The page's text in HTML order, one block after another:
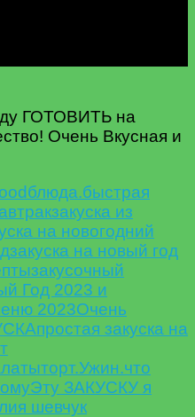
ГОТОВИТЬ на
Очень Вкусная и
блюда.быстрая
закуска из
на новогодний
закуска на новый год
закусочный
Год 2023 и
2023Очень
простая закуска на
торт.Ужин.что
Эту ЗАКУСКУ я
шевчук